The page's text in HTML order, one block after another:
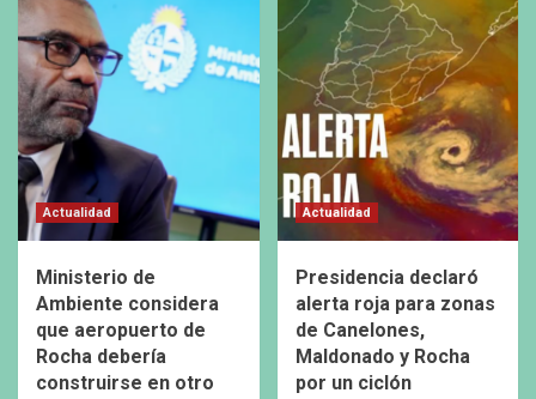
Actualidad
Ministerio de
Ambiente considera
que aeropuerto de
Rocha debería
construirse en otro
Actualidad
Presidencia declaró
alerta roja para zonas
de Canelones,
Maldonado y Rocha
por un ciclón